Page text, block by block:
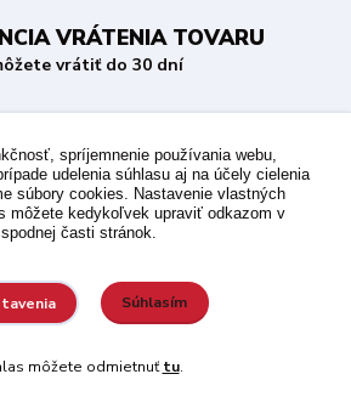
VRÁTENIA TOVARU
vrátiť do 30 dní
novinky, akcie a zľavy!
osobných údajovza účelom zasielania
spríjemnenie používania webu,
udelenia súhlasu aj na účely cielenia
súbory cookies. Nastavenie vlastných
môžete kedykoľvek upraviť odkazom v
spodnej časti stránok.
Súhlasím
môžete odmietnuťtu.